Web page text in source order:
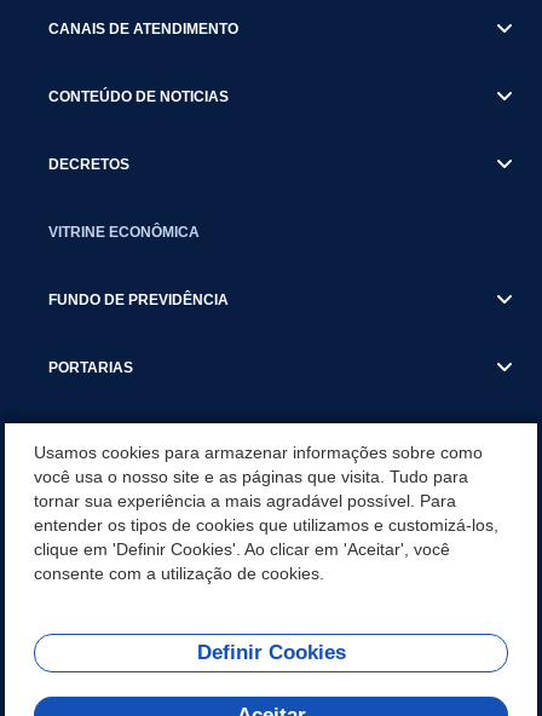
CANAIS DE ATENDIMENTO
CONTEÚDO DE NOTICIAS
DECRETOS
VITRINE ECONÔMICA
FUNDO DE PREVIDÊNCIA
PORTARIAS
CONCURSO/PSS/CONVOCAÇÃO
INCENTIVOS PÚBLICOS À PROJETOS CULTURAIS - INÁCIO
MARTINS PR
REDES SOCIAIS
Usamos cookies para armazenar informações sobre como
você usa o nosso site e as páginas que visita. Tudo para
tornar sua experiência a mais agradável possível. Para
entender os tipos de cookies que utilizamos e customizá-los,
clique em 'Definir Cookies'. Ao clicar em 'Aceitar', você
consente com a utilização de cookies.
Definir Cookies